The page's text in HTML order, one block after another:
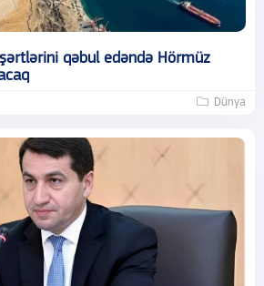
şərtlərini qəbul edəndə Hörmüz
Dünya